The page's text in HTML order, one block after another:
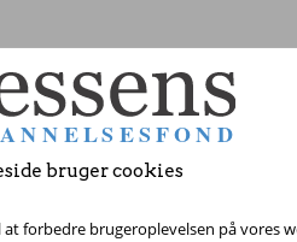
bruger cookies
forbedre brugeroplevelsen på vores